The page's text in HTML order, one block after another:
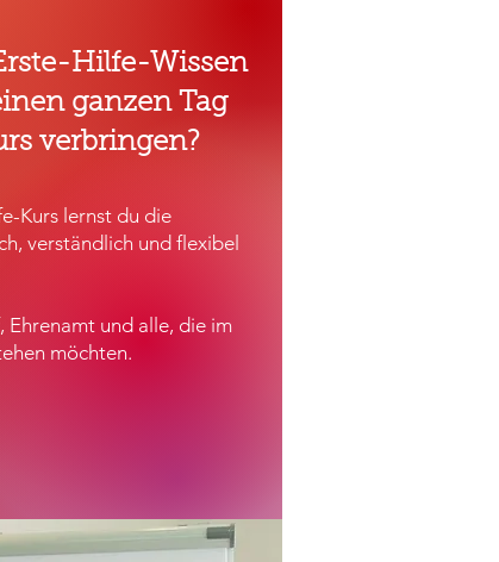
Hilfe-Wissen
ganzen Tag
verbringen?
Kurs lernst du die
verständlich und flexibel
Ehrenamt und alle, die im
möchten.